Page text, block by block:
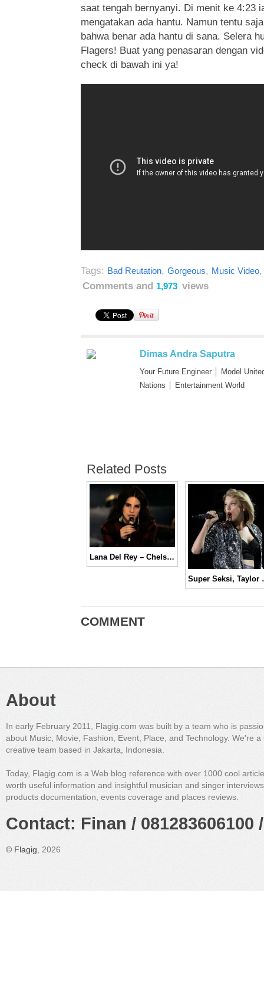
saat tengah bernyanyi. Di menit ke 4:23
mengatakan ada hantu. Namun tentu
bahwa benar ada hantu di sana. Selera
Flagers! Buat yang penasaran dengan
check di bawah ini ya!
Tags: Bad Reutation, Gorgeous, Music Video
Comments and 1,973 views
Dimas Andra Saputra
Your Future Engineer │ Model
Nations │ Entertainment World
Related Posts
Lana Del Rey – Chelsea Hotel No 2 | Music Video
Super Seksi,
COMMENT
About
In early February 2011, Flagig.com was built by a team who is
about Music, Movie, Fashion, Event, Place, and Technology. We're a
creative team based in Jakarta, Indonesia.
Today, Flagig.com is a Web blog reference with over 1000 cool
worth useful information and insightful musician and singer
products documentation, events coverage and places reviews.
Contact: Finan /
© Flagig, 2026